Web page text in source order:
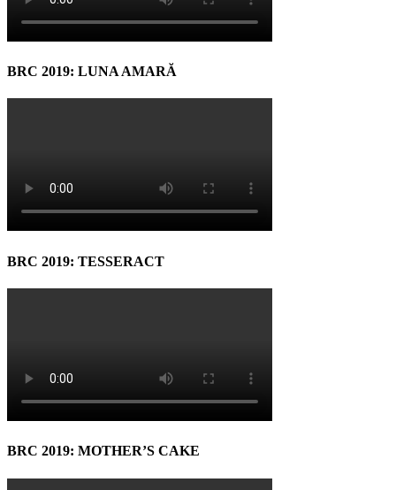
BRC 2019: LUNA AMARĂ
BRC 2019: TESSERACT
BRC 2019: MOTHER’S CAKE